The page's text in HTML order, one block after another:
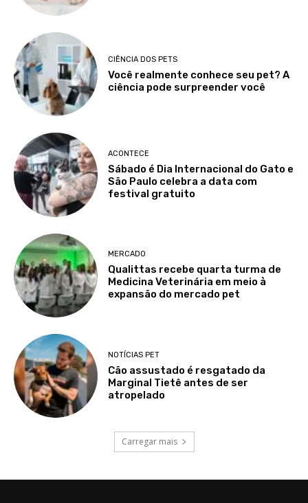
CIÊNCIA DOS PETS
Você realmente conhece seu pet? A
ciência pode surpreender você
ACONTECE
Sábado é Dia Internacional do Gato e
São Paulo celebra a data com
festival gratuito
MERCADO
Qualittas recebe quarta turma de
Medicina Veterinária em meio à
expansão do mercado pet
NOTÍCIAS PET
Cão assustado é resgatado da
Marginal Tietê antes de ser
atropelado
Carregar mais